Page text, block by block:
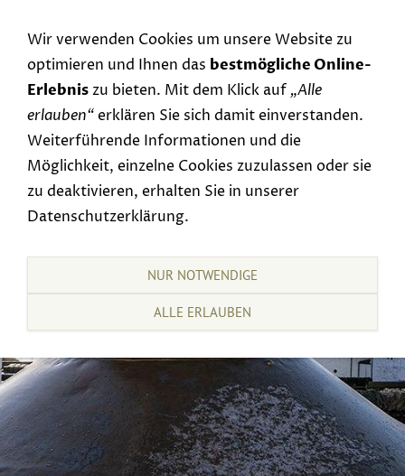
Wir verwenden Cookies um unsere Website zu
optimieren und Ihnen das bestmögliche Online-
Erlebniszu bieten. Mit dem Klick auf „Alle
erlauben“erklären Sie sich damit einverstanden.
Weiterführende Informationen und die
Möglichkeit, einzelne Cookies zuzulassen oder sie
zu deaktivieren, erhalten Sie in unserer
Datenschutzerklärung.
NUR NOTWENDIGE
ALLE ERLAUBEN